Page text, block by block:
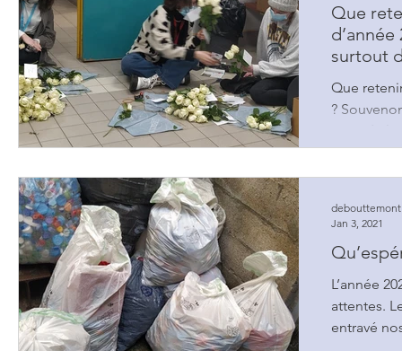
Que
d’année
surtout
Que
?
L’année
attentes.
entravé
debouttemont
Jan 3, 2021